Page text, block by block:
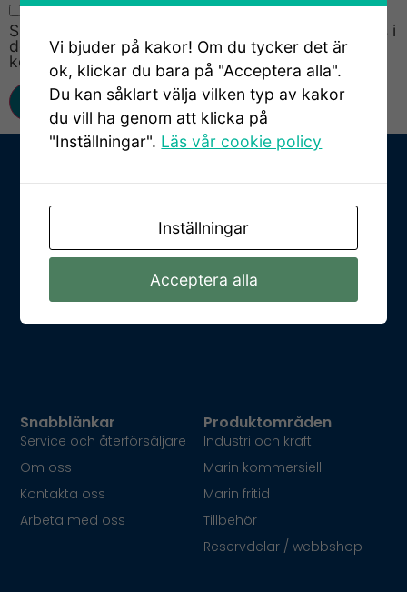
Spara mitt namn, min e-postadress och webbplats i
denna webbläsare till nästa gång jag skriver en
kommentar.
Produktområden
Industri och kraft
Marin kommersiell
Marin fritid
Tillbehör
Reservdelar / webbshop
Snabblänkar
Service och återförsäljare
Om oss
Kontakta oss
Arbeta med oss
SE-434 39 Kungsbacka
E-post: info@dpower.se
Vi bjuder på kakor! Om du tycker det är
ok, klickar du bara på "Acceptera alla".
Du kan såklart välja vilken typ av kakor
du vill ha genom att klicka på
"Inställningar". Läs vår cookie policy
Inställningar
Acceptera alla